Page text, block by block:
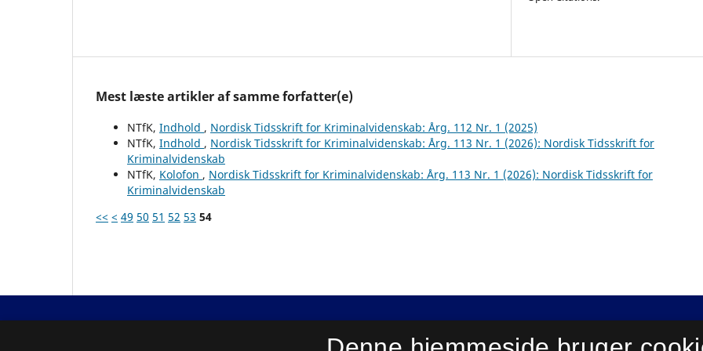
Mest læste artikler af samme forfatter(e)
NTfK, Indhold , Nordisk Tidsskrift for Kriminalvidenskab: Årg. 112 Nr. 1 (2025)
NTfK, Indhold , Nordisk Tidsskrift for Kriminalvidenskab: Årg. 113 Nr. 1 (2026): Nordisk Tidsskrift for
Kriminalvidenskab
NTfK, Kolofon , Nordisk Tidsskrift for Kriminalvidenskab: Årg. 113 Nr. 1 (2026): Nordisk Tidsskrift for
Kriminalvidenskab
<< < 49 50 51 52 53 54
Nordisk Tidsskrift for Kriminalvidenskab